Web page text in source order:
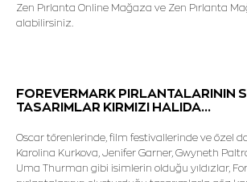
Zen Pırlanta Online Mağaza ve Zen Pırlanta
alabilirsiniz.
FOREVERMARK PIRLANTALARININ
TASARIMLAR KIRMIZI HALIDA...
Oscar törenlerinde, film festivallerinde ve özel
Karolina Kurkova, Jenifer Garner, Gwyneth
Uma Thurman gibi isimlerin olduğu yıldızlar,